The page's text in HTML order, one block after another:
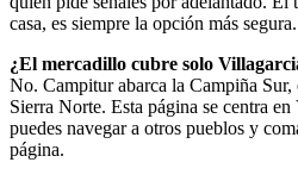
casa, es siempre la opción más segura.
¿El mercadillo cubre solo
No. Campitur abarca la Campiña
Sierra Norte. Esta página se centra
puedes navegar a otros pueblos y
página.